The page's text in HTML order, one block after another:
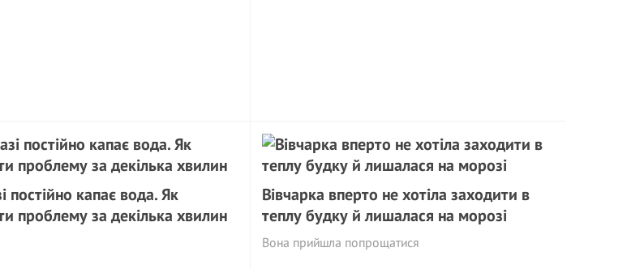
постійно капає вода. Як
проблему за декілька хвилин
Вівчарка вперто не хотіла заходити в
теплу будку й лишалася на морозі
Вона прийшла попрощатися